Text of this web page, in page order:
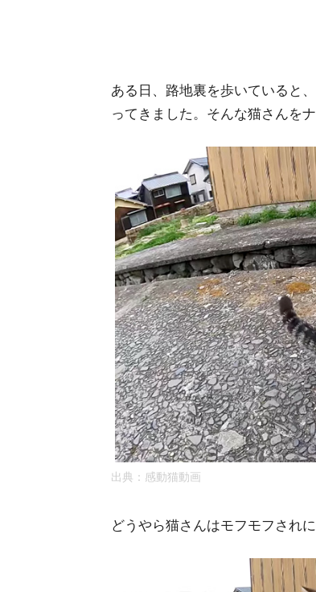
ある日、路地裏を歩いていると
ってきました。そんな猫さんを
出典： 感動猫動画
どうやら猫さんはモフモフされ